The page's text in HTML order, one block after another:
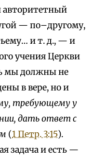
авторитетный
— по–другому,
и т. д., — и
учения Церкви
мы должны не
в вере, но и
требующему у
дать ответ с
(1 Петр. 3:15).
задача и есть —